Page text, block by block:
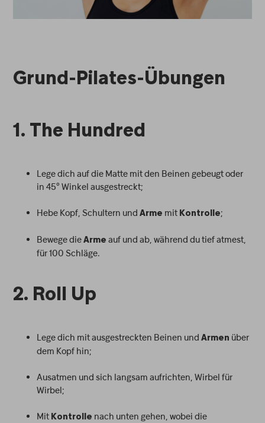
Grund-Pilates-Übungen
1. The Hundred
Lege dich auf die Matte mit den Beinen gebeugt oder
in 45° Winkel ausgestreckt;
Hebe Kopf, Schultern undArme mit Kontrolle;
Bewege dieArme auf und ab, während du tief atmest,
für 100 Schläge.
2. Roll Up
Lege dich mit ausgestreckten Beinen undArmen über
dem Kopf hin;
Ausatmen und sich langsam aufrichten, Wirbel für
Wirbel;
Mit Kontrolle nach unten gehen, wobei die